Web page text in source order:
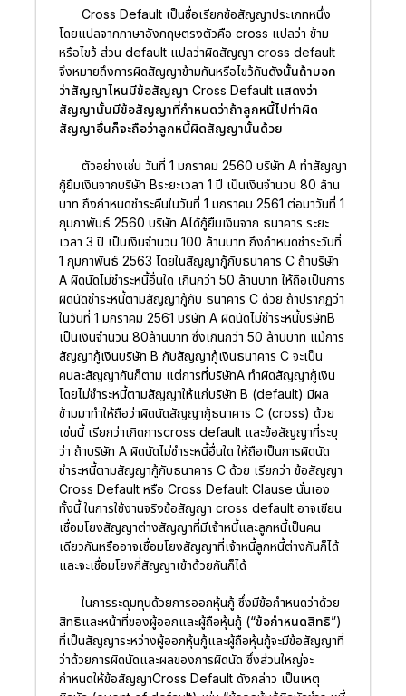
Cross Default เป็นชื่อเรียกข้อสัญญาประเภทหนึ่ง
โดยแปลจากภาษาอังกฤษตรงตัวคือ cross แปลว่า ข้าม
หรือไขว้ ส่วน default แปลว่าผิดสัญญา cross default
จึงหมายถึงการผิดสัญญาข้ามกันหรือไขว้กันดังนั้นถ้าบอก
ว่าสัญญาไหนมีข้อสัญญา Cross Default แสดงว่า
สัญญานั้นมีข้อสัญญาที่กำหนดว่าถ้าลูกหนี้ไปทำผิด
สัญญาอื่นก็จะถือว่าลูกหนี้ผิดสัญญานั้นด้วย
ตัวอย่างเช่น วันที่ 1 มกราคม 2560 บริษัท A ทำสัญญา
กู้ยืมเงินจากบริษัท Bระยะเวลา 1 ปี เป็นเงินจำนวน 80 ล้าน
บาท ถึงกำหนดชำระคืนในวันที่ 1 มกราคม 2561 ต่อมาวันที่ 1
กุมภาพันธ์ 2560 บริษัท Aได้กู้ยืมเงินจาก ธนาคาร ระยะ
เวลา 3 ปี เป็นเงินจำนวน 100 ล้านบาท ถึงกำหนดชำระวันที่
1 กุมภาพันธ์ 2563 โดยในสัญญากู้กับธนาคาร C ถ้าบริษัท
A ผิดนัดไม่ชำระหนี้อื่นใด เกินกว่า 50 ล้านบาท ให้ถือเป็นการ
ผิดนัดชำระหนี้ตามสัญญากู้กับ ธนาคาร C ด้วย ถ้าปรากฏว่า
ในวันที่ 1 มกราคม 2561 บริษัท A ผิดนัดไม่ชำระหนี้บริษัทB
เป็นเงินจำนวน 80ล้านบาท ซึ่งเกินกว่า 50 ล้านบาท แม้การ
สัญญากู้เงินบริษัท B กับสัญญากู้เงินธนาคาร C จะเป็น
คนละสัญญากันก็ตาม แต่การที่บริษัทA ทำผิดสัญญากู้เงิน
โดยไม่ชำระหนี้ตามสัญญาให้แก่บริษัท B (default) มีผล
ข้ามมาทำให้ถือว่าผิดนัดสัญญากู้ธนาคาร C (cross) ด้วย
เช่นนี้ เรียกว่าเกิดการcross default และข้อสัญญาที่ระบุ
ว่า ถ้าบริษัท A ผิดนัดไม่ชำระหนี้อื่นใด ให้ถือเป็นการผิดนัด
ชำระหนี้ตามสัญญากู้กับธนาคาร C ด้วย เรียกว่า ข้อสัญญา
Cross Default หรือ Cross Default Clause นั่นเอง
ทั้งนี้ ในการใช้งานจริงข้อสัญญา cross default อาจเขียน
เชื่อมโยงสัญญาต่างสัญญาที่มีเจ้าหนี้และลูกหนี้เป็นคน
เดียวกันหรืออาจเชื่อมโยงสัญญาที่เจ้าหนี้ลูกหนี้ต่างกันก็ได้
และจะเชื่อมโยงกี่สัญญาเข้าด้วยกันก็ได้
ในการระดุมทุนด้วยการออกหุ้นกู้ ซึ่งมีข้อกำหนดว่าด้วย
สิทธิและหน้าที่ของผู้ออกและผู้ถือหุ้นกู้ (“ข้อกำหนดสิทธิ”)
ที่เป็นสัญญาระหว่างผู้ออกหุ้นกู้และผู้ถือหุ้นกู้จะมีข้อสัญญาที่
ว่าด้วยการผิดนัดและผลของการผิดนัด ซึ่งส่วนใหญ่จะ
กำหนดให้ข้อสัญญาCross Default ดังกล่าว เป็นเหตุ